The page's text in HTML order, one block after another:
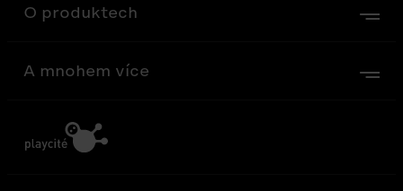
O produktech
A mnohem více